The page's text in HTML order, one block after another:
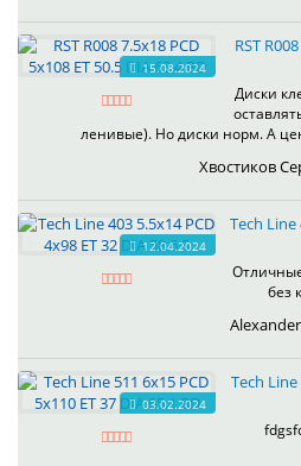
15.08.2024
RST
Диски
ленивые). Но диски норм. А
Хвостиков
12.04.2024
Tech Line
без
Alexander
03.02.2024
Tech Line